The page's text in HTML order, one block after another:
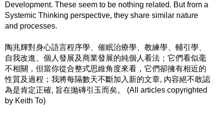
Development. These seem to be nothing related. But from a
Systemic Thinking perspective, they share similar nature
and processes.
陶兆輝對身心語言程序學、催眠治療學、教練學、輔引學、
自我改進、個人發展及商業發展的純個人看法；它們看似毫
不相關，但當你從合整式思維角度來看，它們卻擁有相近的
性質及過程；我將每隔數天不斷加入新的文章, 內容絕不敢認
為是肯定正確, 旨在拋磚引玉而矣。 (All articles copyrighted
by Keith To)